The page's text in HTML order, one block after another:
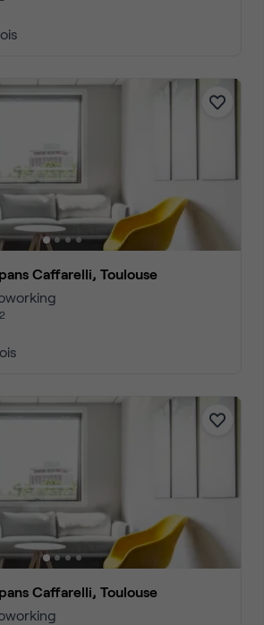
Caffarelli, Toulouse
2
Caffarelli, Toulouse